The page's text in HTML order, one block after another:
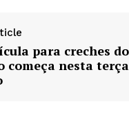
para creches do
começa nesta